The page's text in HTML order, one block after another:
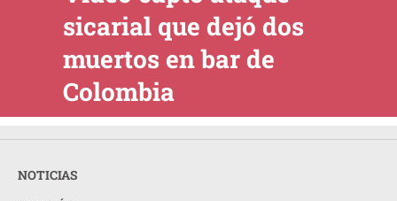
sicarial que dejó dos
muertos en bar de
Colombia
NOTICIAS